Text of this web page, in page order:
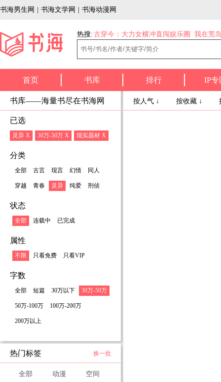
书海男生网 书海文学网 书海动漫网
热搜: 古穿今：大力女横冲直闯娱乐圈 我在荒
首页 书库 排行 IP专
书库——海量书尽在书海网
已选
灵异 X 30万-50万 X 现实题材 X
分类
全部 古言 现言 幻情 同人
穿越 青春 灵异 纯爱 刑侦
状态
全部 连载中 已完成
属性
不限 只看免费 只看VIP
字数
全部 短篇 30万以下 30万-50万
50万-100万 100万-200万
200万以上
热门标签 换一批
全部 动漫 空间
按人气 ↓ 按收藏 ↓